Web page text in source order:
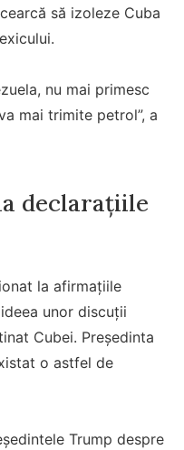
să izoleze Cuba
nu mai primesc
mai trimite petrol”, a
declarațiile
la afirmațiile
unor discuții
Cubei. Președinta
o astfel de
Trump despre